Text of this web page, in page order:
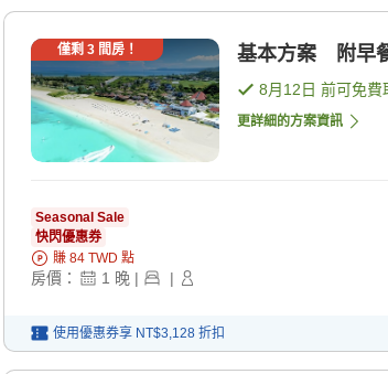
僅剩 3間房！ 基本方案 附早
8月12日 前可免費
更詳細的方案資訊
Seasonal Sale
快閃優惠券
賺 84 TWD 點
房價： 1 晚 | |
使用優惠券享 NT$3,128 折扣